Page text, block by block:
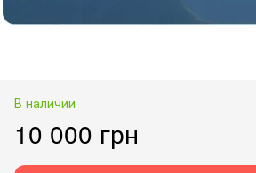
В наличии
10 000 грн